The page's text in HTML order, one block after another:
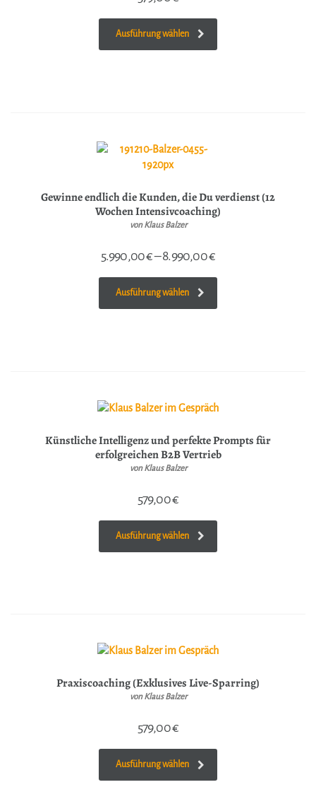
Ausführung wählen
Gewinne endlich die Kunden, die Du verdienst (12
Wochen Intensivcoaching)
von Klaus Balzer
5.990,00€–8.990,00€
Ausführung wählen
Künstliche Intelligenz und perfekte Prompts für
erfolgreichen B2B Vertrieb
von Klaus Balzer
579,00€
Ausführung wählen
Praxiscoaching (Exklusives Live-Sparring)
von Klaus Balzer
579,00€
Ausführung wählen